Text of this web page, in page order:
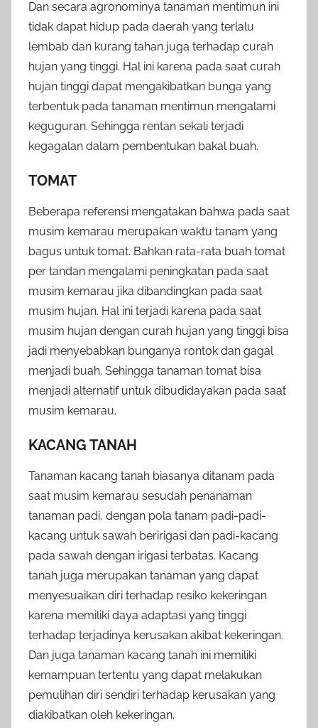
Dan secara agronominya tanaman mentimun ini
tidak dapat hidup pada daerah yang terlalu
lembab dan kurang tahan juga terhadap curah
hujan yang tinggi. Hal ini karena pada saat curah
hujan tinggi dapat mengakibatkan bunga yang
terbentuk pada tanaman mentimun mengalami
keguguran. Sehingga rentan sekali terjadi
kegagalan dalam pembentukan bakal buah.
TOMAT
Beberapa referensi mengatakan bahwa pada saat
musim kemarau merupakan waktu tanam yang
bagus untuk tomat. Bahkan rata-rata buah tomat
per tandan mengalami peningkatan pada saat
musim kemarau jika dibandingkan pada saat
musim hujan. Hal ini terjadi karena pada saat
musim hujan dengan curah hujan yang tinggi bisa
jadi menyebabkan bunganya rontok dan gagal
menjadi buah. Sehingga tanaman tomat bisa
menjadi alternatif untuk dibudidayakan pada saat
musim kemarau.
KACANG TANAH
Tanaman kacang tanah biasanya ditanam pada
saat musim kemarau sesudah penanaman
tanaman padi, dengan pola tanam padi-padi-
kacang untuk sawah beririgasi dan padi-kacang
pada sawah dengan irigasi terbatas. Kacang
tanah juga merupakan tanaman yang dapat
menyesuaikan diri terhadap resiko kekeringan
karena memiliki daya adaptasi yang tinggi
terhadap terjadinya kerusakan akibat kekeringan.
Dan juga tanaman kacang tanah ini memiliki
kemampuan tertentu yang dapat melakukan
pemulihan diri sendiri terhadap kerusakan yang
diakibatkan oleh kekeringan.